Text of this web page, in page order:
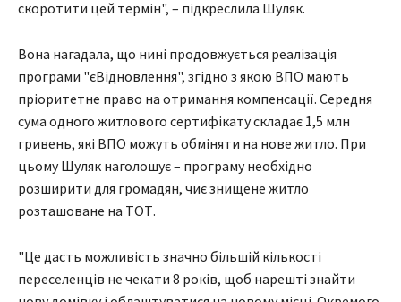
скоротити цей термін", – підкреслила Шуляк.
Вона нагадала, що нині продовжується реалізація
програми "єВідновлення", згідно з якою ВПО мають
пріоритетне право на отримання компенсації. Середня
сума одного житлового сертифікату складає 1,5 млн
гривень, які ВПО можуть обміняти на нове житло. При
цьому Шуляк наголошує – програму необхідно
розширити для громадян, чиє знищене житло
розташоване на ТОТ.
"Це дасть можливість значно більшій кількості
переселенців не чекати 8 років, щоб нарешті знайти